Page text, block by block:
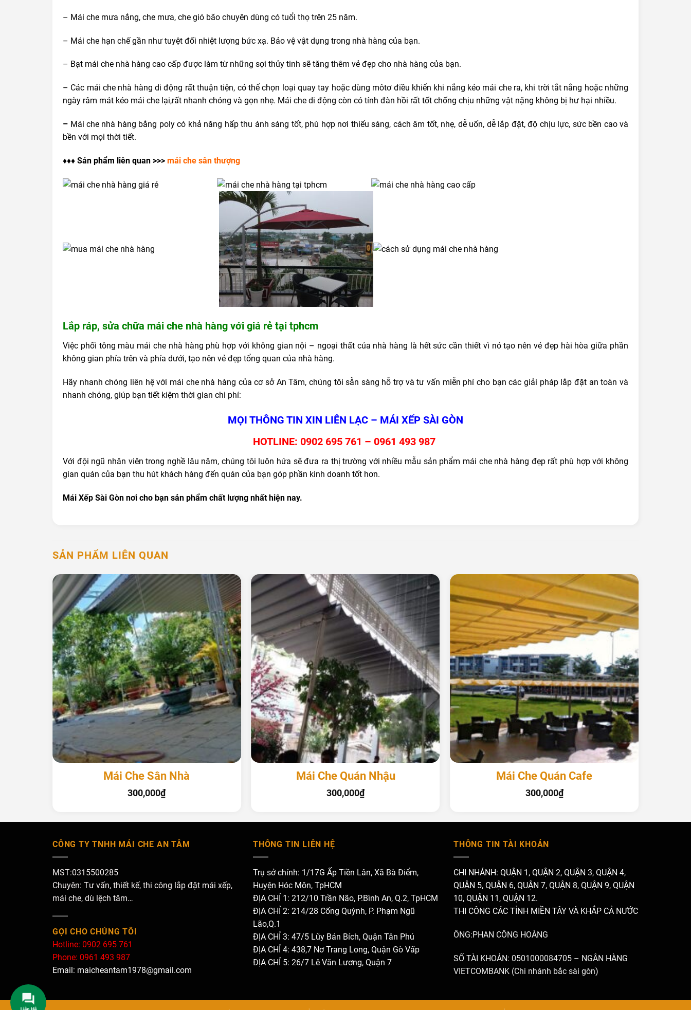
– Mái che mưa nắng, che mưa, che gió bão chuyên dùng có tuổi thọ trên 25 năm.
– Mái che hạn chế gần như tuyệt đối nhiệt lượng bức xạ. Bảo vệ vật dụng trong nhà hàng của bạn.
– Bạt mái che nhà hàng cao cấp được làm từ những sợi thủy tinh sẽ tăng thêm vẻ đẹp cho nhà hàng của bạn.
– Các mái che nhà hàng di động rất thuận tiện, có thể chọn loại quay tay hoặc dùng môtơ điều khiển khi nắng kéo mái che ra, khi trời tắt nắng hoặc những
ngày râm mát kéo mái che lại,rất nhanh chóng và gọn nhẹ. Mái che di động còn có tính đàn hồi rất tốt chống chịu những vật nặng không bị hư hại nhiều.
– Mái che nhà hàng bằng poly có khả năng hấp thu ánh sáng tốt, phù hợp nơi thiếu sáng, cách âm tốt, nhẹ, dễ uốn, dễ lắp đặt, độ chịu lực, sức bền cao và
bền với mọi thời tiết.
♦♦♦ Sản phẩm liên quan >>> mái che sân thượng
Lắp ráp, sửa chữa mái che nhà hàng với giá rẻ tại tphcm
Việc phối tông màu mái che nhà hàng phù hợp với không gian nội – ngoại thất của nhà hàng là hết sức cần thiết vì nó tạo nên vẻ đẹp hài hòa giữa phần
không gian phía trên và phía dưới, tạo nên vẻ đẹp tổng quan của nhà hàng.
Hãy nhanh chóng liên hệ với mái che nhà hàng của cơ sở An Tâm, chúng tôi sẵn sàng hỗ trợ và tư vấn miễn phí cho bạn các giải pháp lắp đặt an toàn và
nhanh chóng, giúp bạn tiết kiệm thời gian chi phí:
MỌI THÔNG TIN XIN LIÊN LẠC – MÁI XẾP SÀI GÒN
HOTLINE: 0902 695 761 – 0961 493 987
Với đội ngũ nhân viên trong nghề lâu năm, chúng tôi luôn hứa sẽ đưa ra thị trường với nhiều mẫu sản phẩm mái che nhà hàng đẹp rất phù hợp với không
gian quán của bạn thu hút khách hàng đến quán của bạn góp phần kinh doanh tốt hơn.
Mái Xếp Sài Gòn nơi cho bạn sản phẩm chất lượng nhất hiện nay.
SẢN PHẨM LIÊN QUAN
+
Mái Che Sân Nhà
300,000₫
+
Mái Che Quán Nhậu
300,000₫
Mái Che Quán Cafe
300,000₫
CÔNG TY TNHH MÁI CHE AN TÂM
MST:0315500285
Chuyên: Tư vấn, thiết kế, thi công lắp đặt mái xếp,
mái che, dù lệch tâm…
GỌI CHO CHÚNG TÔI
Hotline: 0902 695 761
Phone: 0961 493 987
Email: maicheantam1978@gmail.com
THÔNG TIN LIÊN HỆ
Trụ sở chính: 1/17G Ấp Tiền Lân, Xã Bà Điểm,
Huyện Hóc Môn, TpHCM
ĐỊA CHỈ 1: 212/10 Trần Não, P.Bình An, Q.2, TpHCM
ĐỊA CHỈ 2: 214/28 Cống Quỳnh, P. Phạm Ngũ
Lão,Q.1
ĐỊA CHỈ 3: 47/5 Lũy Bán Bích, Quận Tân Phú
ĐỊA CHỈ 4: 438,7 Nơ Trang Long, Quận Gò Vấp
ĐỊA CHỈ 5: 26/7 Lê Văn Lương, Quận 7
THÔNG TIN TÀI KHOẢN
CHI NHÁNH: QUẬN 1, QUẬN 2, QUẬN 3, QUẬN 4,
QUẬN 5, QUẬN 6, QUẬN 7, QUẬN 8, QUẬN 9, QUẬN
10, QUẬN 11, QUẬN 12.
THI CÔNG CÁC TỈNH MIỀN TÂY VÀ KHẮP CẢ NƯỚC
ÔNG:PHAN CÔNG HOÀNG
SỐ TÀI KHOẢN: 0501000084705 – NGÂN HÀNG
VIETCOMBANK (Chi nhánh bắc sài gòn)